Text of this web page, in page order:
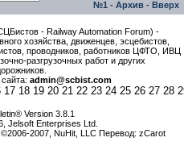
№1 - Архив - Вверх
- Railway Automation Forum) -
хозяйства, движенцев, эсцебистов,
проводников, работников ЦФТО, ИВЦ
разгрузочных работ и других
admin@scbist.com
17 18 19 20 21 22 23 24 25 26 27 28
Version 3.8.1
Jelsoft Enterprises Ltd.
2007, NuHit, LLC Перевод: zCarot